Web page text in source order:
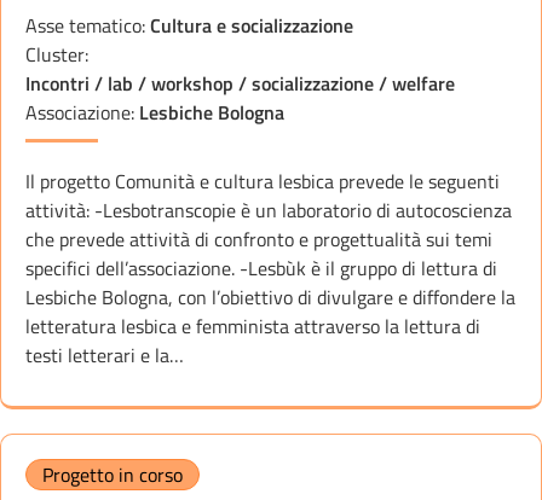
Asse tematico:Cultura e socializzazione
Cluster:
Incontri / lab / workshop / socializzazione / welfare
Associazione: Lesbiche Bologna
Il progetto Comunità e cultura lesbica prevede le seguenti
attività: -Lesbotranscopie è un laboratorio di autocoscienza
che prevede attività di confronto e progettualità sui temi
specifici dell’associazione. -Lesbùk è il gruppo di lettura di
Lesbiche Bologna, con l’obiettivo di divulgare e diffondere la
letteratura lesbica e femminista attraverso la lettura di
testi letterari e la…
Progetto in corso